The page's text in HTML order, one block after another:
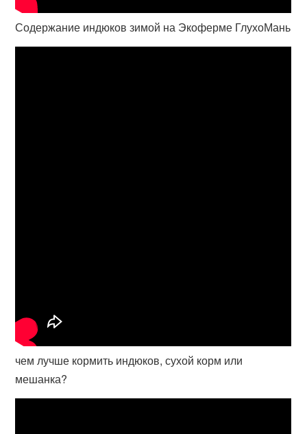
Содержание индюков зимой на Экоферме ГлухоМань
чем лучше кормить индюков, сухой корм или
мешанка?